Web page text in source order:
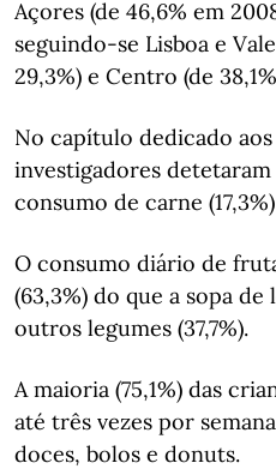
Açores (de 46,6% em
seguindo-se Lisboa e
29,3%) e Centro (de
No capítulo dedicado
investigadores
consumo de carne
O consumo diário de
(63,3%) do que a sopa de
outros legumes (37,7%).
A maioria (75,1%) das
até três vezes por
doces, bolos e donuts.